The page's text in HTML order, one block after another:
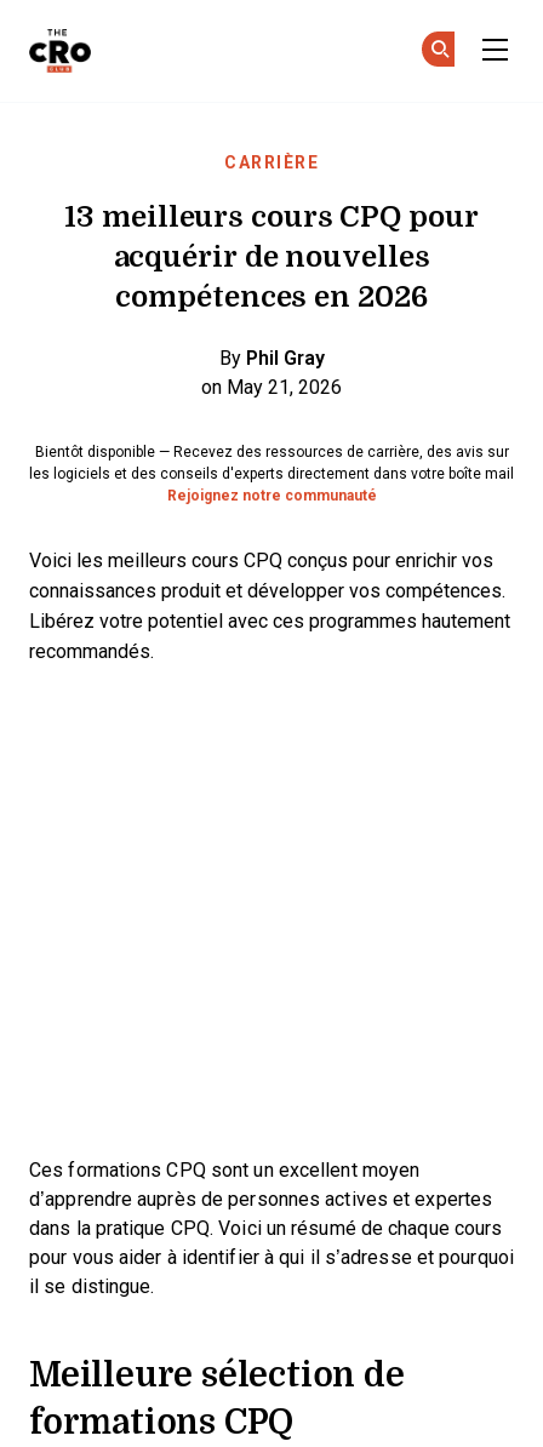
CARRIÈRE
13 meilleurs cours CPQ pour
acquérir de nouvelles
compétences en 2026
By Phil Gray
on May 21, 2026
Bientôt disponible — Recevez des ressources de carrière, des avis sur
les logiciels et des conseils d'experts directement dans votre boîte mail
Rejoignez notre communauté
Voici les meilleurs cours CPQ conçus pour enrichir vos
connaissances produit et développer vos compétences.
Libérez votre potentiel avec ces programmes hautement
recommandés.
Ces formations CPQ sont un excellent moyen
d’apprendre auprès de personnes actives et expertes
dans la pratique CPQ. Voici un résumé de chaque cours
pour vous aider à identifier à qui il s’adresse et pourquoi
il se distingue.
Meilleure sélection de
formations CPQ